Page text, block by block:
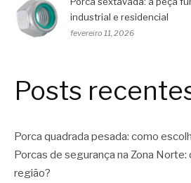
industrial e residencial
fevereiro 11, 2026
Posts
Porca quadrada pesada: como
Porcas de segurança na Zona Norte:
região?